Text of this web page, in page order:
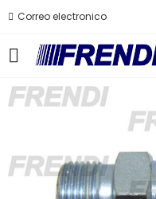
Correo electronico